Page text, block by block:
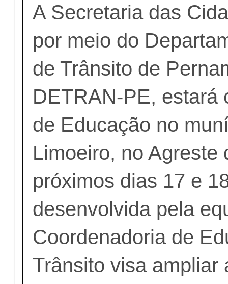
A Secretaria das
por meio do
de Trânsito de
DETRAN-PE, estará
de Educação no
Limoeiro, no Agreste
próximos dias 17 e
desenvolvida pela
Coordenadoria de
Trânsito visa ampliar